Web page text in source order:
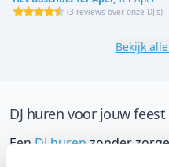
(3 reviews over onze DJ's)
Bekijk
DJ huren voor jouw feest
Een DJ huren zonder